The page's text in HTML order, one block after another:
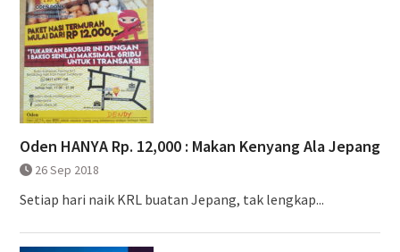
Oden HANYA Rp. 12,000 : Makan Kenyang Ala Jepang
26 Sep 2018
Setiap hari naik KRL buatan Jepang, tak lengkap...